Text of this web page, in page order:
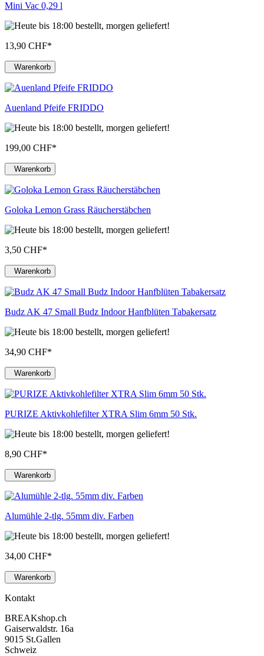
Mini Vac 0,29 l
13,90 CHF*
Warenkorb
Auenland Pfeife FRIDDO
199,00 CHF*
Warenkorb
Goloka Lemon Grass Räucherstäbchen
3,50 CHF*
Warenkorb
Budz AK 47 Small Budz Indoor Hanfblüten Tabakersatz
34,90 CHF*
Warenkorb
PURIZE Aktivkohlefilter XTRA Slim 6mm 50 Stk.
8,90 CHF*
Warenkorb
Alumühle 2-tlg. 55mm div. Farben
34,00 CHF*
Warenkorb
Kontakt
BREAKshop.ch
Gaiserwaldstr. 16a
9015 St.Gallen
Schweiz